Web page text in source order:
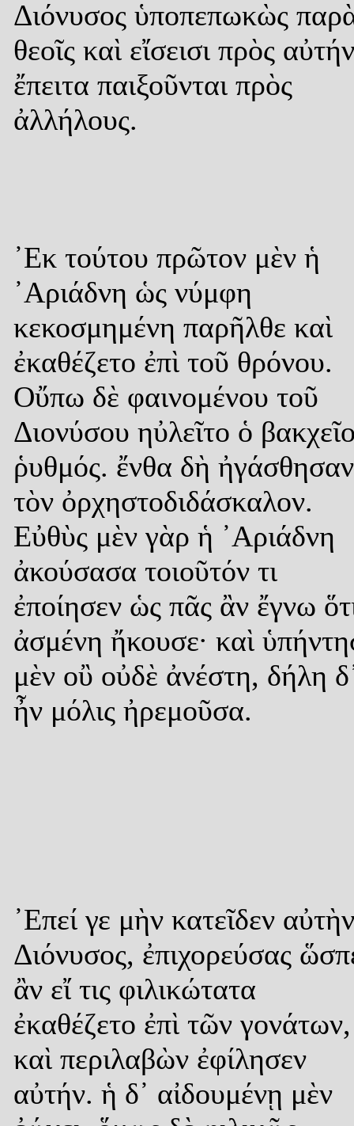
Διόνυσος ὑποπεπωκὼς
θεοῖς καὶ εἴσεισι πρὸς
ἔπειτα παιξοῦνται πρὸς
ἀλλήλους.
᾿Εκ τούτου πρῶτον μὲν ἡ
᾿Αριάδνη ὡς νύμφη
κεκοσμημένη παρῆλθε καὶ
ἐκαθέζετο ἐπὶ τοῦ θρόνου.
Οὔπω δὲ φαινομένου τοῦ
Διονύσου ηὐλεῖτο ὁ
ῥυθμός. ἔνθα δὴ ἠγάσθησαν
τὸν ὀρχηστοδιδάσκαλον.
Εὐθὺς μὲν γὰρ ἡ ᾿Αριάδνη
ἀκούσασα τοιοῦτόν τι
ἐποίησεν ὡς πᾶς ἂν ἔγνω
ἀσμένη ἤκουσε· καὶ
μὲν οὒ οὐδὲ ἀνέστη, δήλη
ἦν μόλις ἠρεμοῦσα.
᾿Επεί γε μὴν κατεῖδεν
Διόνυσος, ἐπιχορεύσας
ἂν εἴ τις φιλικώτατα
ἐκαθέζετο ἐπὶ τῶν γονάτων,
καὶ περιλαβὼν ἐφίλησεν
αὐτήν. ἡ δ᾿ αἰδουμένῃ μὲν